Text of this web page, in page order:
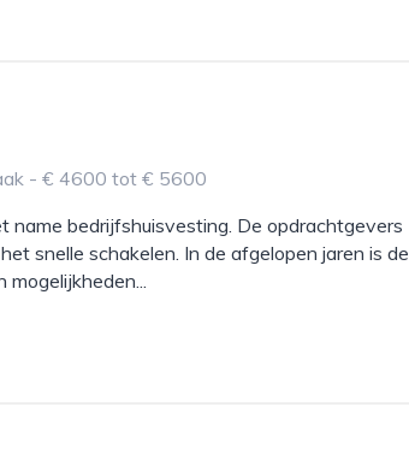
- € 4600 tot € 5600
name bedrijfshuisvesting. De opdrachtgevers
snelle schakelen. In de afgelopen jaren is de
mogelijkheden...